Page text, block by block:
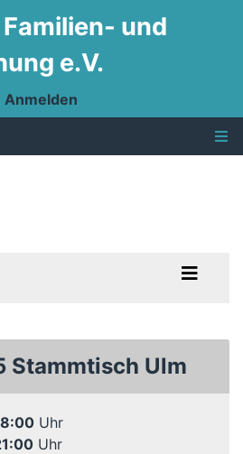
und
e.V.
Anmelden
Stammtisch Ulm
Uhr
Uhr